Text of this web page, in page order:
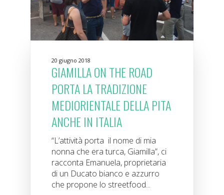
20 giugno 2018
GIAMILLA ON THE ROAD
PORTA LA TRADIZIONE
MEDIORIENTALE DELLA PITA
ANCHE IN ITALIA
“L’attività porta il nome di mia
nonna che era turca, Giamilla”, ci
racconta Emanuela, proprietaria
di un Ducato bianco e azzurro
che propone lo streetfood...